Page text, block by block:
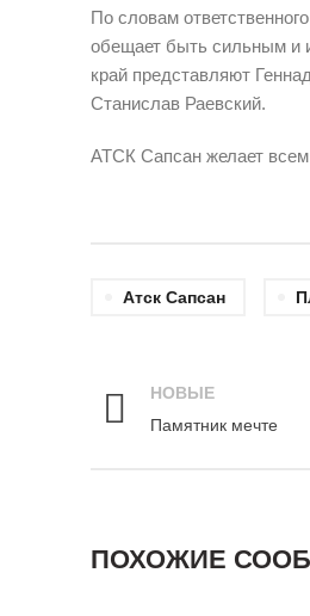
По словам
обещает быть сильным и
край представляют
Станислав Раевский.
АТСК Сапсан желает
Атск Сапсан
НОВЫЕ
Памятник мечте
ПОХОЖИЕ